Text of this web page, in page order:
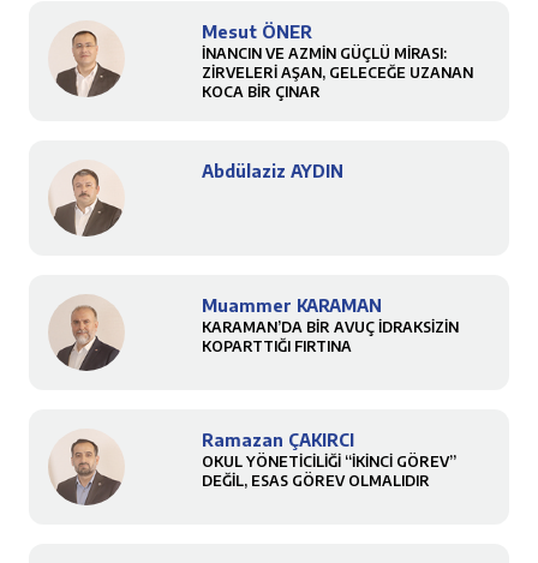
Mesut ÖNER
İNANCIN VE AZMİN GÜÇLÜ MİRASI:
ZİRVELERİ AŞAN, GELECEĞE UZANAN
KOCA BİR ÇINAR
Abdülaziz AYDIN
Muammer KARAMAN
KARAMAN’DA BİR AVUÇ İDRAKSİZİN
KOPARTTIĞI FIRTINA
Ramazan ÇAKIRCI
OKUL YÖNETİCİLİĞİ “İKİNCİ GÖREV”
DEĞİL, ESAS GÖREV OLMALIDIR